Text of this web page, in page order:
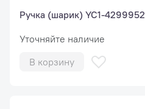
Ручка (шарик) YC1-4299952
Уточняйте наличие
В корзину